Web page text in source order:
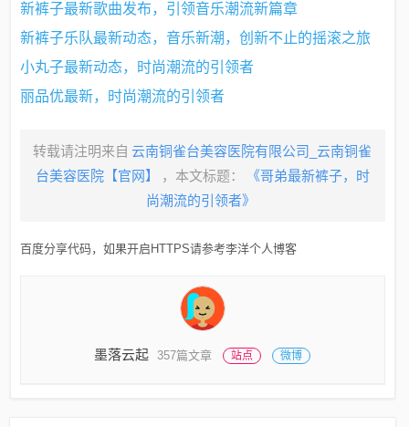
新裤子最新歌曲发布，引领音乐潮流新篇章
新裤子乐队最新动态，音乐新潮，创新不止的摇滚之旅
小丸子最新动态，时尚潮流的引领者
丽品优最新，时尚潮流的引领者
转载请注明来自 云南铜雀台美容医院有限公司_云南铜雀
台美容医院【官网】
，本文标题：
《哥弟最新裤子，时
尚潮流的引领者》
百度分享代码，如果开启HTTPS请参考李洋个人博客
墨落云起 357篇文章 站点 微博